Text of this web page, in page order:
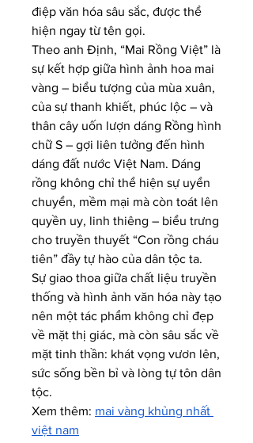
điệp văn hóa sâu sắc, được thể
hiện ngay từ tên gọi.
Theo anh Định, “Mai Rồng Việt” là
sự kết hợp giữa hình ảnh hoa mai
vàng – biểu tượng của mùa xuân,
của sự thanh khiết, phúc lộc – và
thân cây uốn lượn dáng Rồng hình
chữ S – gợi liên tưởng đến hình
dáng đất nước Việt Nam. Dáng
rồng không chỉ thể hiện sự uyển
chuyển, mềm mại mà còn toát lên
quyền uy, linh thiêng – biểu trưng
cho truyền thuyết “Con rồng cháu
tiên” đầy tự hào của dân tộc ta.
Sự giao thoa giữa chất liệu truyền
thống và hình ảnh văn hóa này tạo
nên một tác phẩm không chỉ đẹp
về mặt thị giác, mà còn sâu sắc về
mặt tinh thần: khát vọng vươn lên,
sức sống bền bỉ và lòng tự tôn dân
tộc.
Xem thêm: mai vàng khủng nhất
việt nam